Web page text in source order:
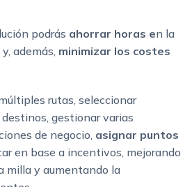
podrás ahorrar horas en la
además, minimizar los costes
rutas, seleccionar
gestionar varias
de negocio, asignar puntos
en base a incentivos, mejorando
milla y aumentando la